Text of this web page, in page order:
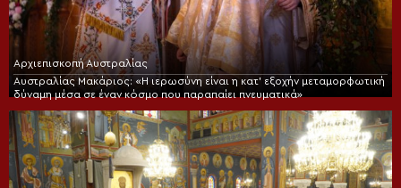
Αρχιεπισκοπή Αυστραλίας
Αυστραλίας Μακάριος: «Η ιερωσύνη είναι η κατ’ εξοχήν μεταμορφωτική
δύναμη μέσα σε έναν κόσμο που παραπαίει πνευματικά»